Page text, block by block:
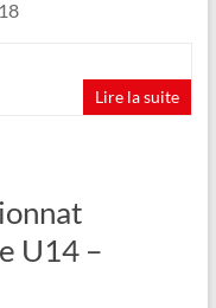
Lire la suite
U14 –